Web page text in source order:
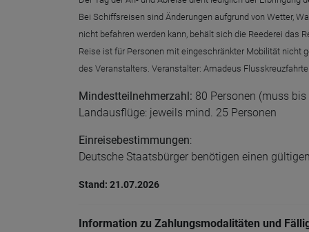
Bei Schiffsreisen sind Änderungen aufgrund von Wetter,
nicht befahren werden kann, behält sich die Reederei das
Reise ist für Personen mit eingeschränkter Mobilität nicht
des Veranstalters. Veranstalter: Amadeus
Mindestteilnehmerzahl: 80 Personen (muss
Landausflüge: jeweils mind. 25 Personen
Einreisebestimmungen:
Deutsche Staatsbürger benötigen einen
Stand: 21.07.2026
Information zu Zahlungsmodalitäten und